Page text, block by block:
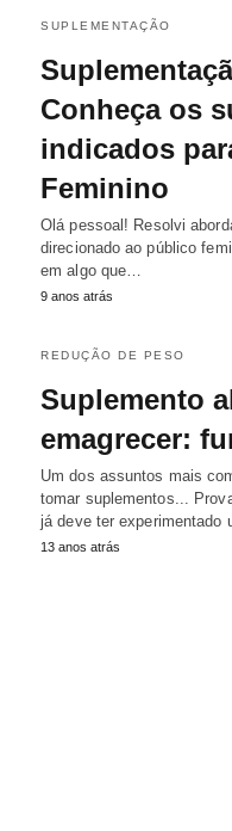
SUPLEMENTAÇÃO
Conheça os
indicados
Feminino
Olá pessoal! Resolvi
direcionado ao público
em algo que…
9 anos atrás
REDUÇÃO DE PESO
Suplemento
emagrecer:
Um dos assuntos mais
tomar suplementos...
já deve ter experimentado
13 anos atrás